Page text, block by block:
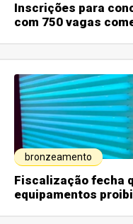
Inscrições para
com 750 vagas
bronzeamento
Fiscalização fecha
equipamentos